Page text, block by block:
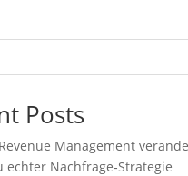
Posts
Management
echter Nachfrage‑Strategie